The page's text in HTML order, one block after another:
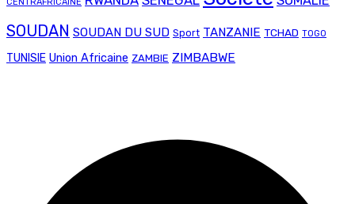
SOUDAN SOUDAN DU SUD Sport TANZANIE TCHAD TOGO
TUNISIE Union Africaine ZAMBIE ZIMBABWE